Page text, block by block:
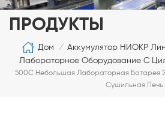
ПРОДУКТЫ
Дом / Аккумулятор НИОКР
Лабораторное Оборудование С
500C Небольшая Лабораторная Батарея
Сушильная Печь